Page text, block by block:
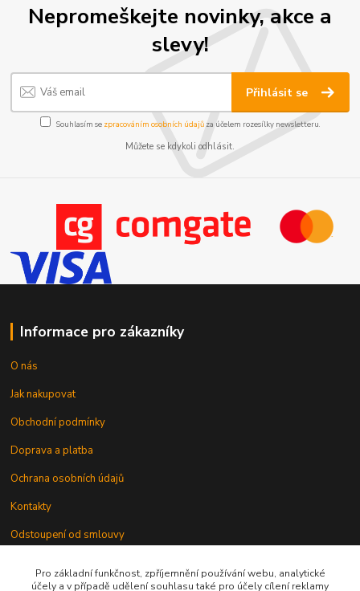
Nepromeškejte novinky, akce a
slevy!
Přihlásit se
Souhlasím se zpracováním osobních údajůza účelem rozesílky newsletteru.
Můžete se kdykoli odhlásit.
Informace pro zákazníky
O nás
Jak nakupovat
Obchodní podmínky
Doprava a platba
Ochrana osobních údajů
Kontakty
Odstoupení od smlouvy
Pro základní funkčnost, zpříjemnění používání webu, analytické
účely a v případě udělení souhlasu také pro účely cílení reklamy